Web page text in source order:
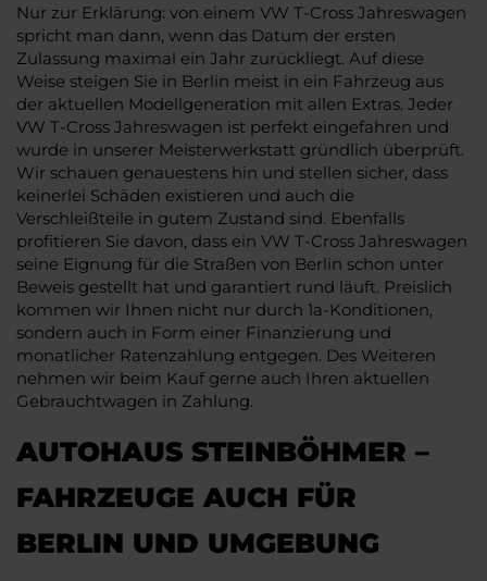
Nur zur Erklärung: von einem VW T-Cross Jahreswagen
spricht man dann, wenn das Datum der ersten
Zulassung maximal ein Jahr zurückliegt. Auf diese
Weise steigen Sie in Berlin meist in ein Fahrzeug aus
der aktuellen Modellgeneration mit allen Extras. Jeder
VW T-Cross Jahreswagen ist perfekt eingefahren und
wurde in unserer Meisterwerkstatt gründlich überprüft.
Wir schauen genauestens hin und stellen sicher, dass
keinerlei Schäden existieren und auch die
Verschleißteile in gutem Zustand sind. Ebenfalls
profitieren Sie davon, dass ein VW T-Cross Jahreswagen
seine Eignung für die Straßen von Berlin schon unter
Beweis gestellt hat und garantiert rund läuft. Preislich
kommen wir Ihnen nicht nur durch 1a-Konditionen,
sondern auch in Form einer Finanzierung und
monatlicher Ratenzahlung entgegen. Des Weiteren
nehmen wir beim Kauf gerne auch Ihren aktuellen
Gebrauchtwagen in Zahlung.
AUTOHAUS STEINBÖHMER –
FAHRZEUGE AUCH FÜR
BERLIN UND UMGEBUNG